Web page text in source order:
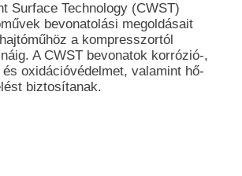
Surface Technology (CWST)
bevonatolási megoldásait
a kompresszortól
A CWST bevonatok korrózió-,
oxidációvédelmet, valamint hő-
biztosítanak.